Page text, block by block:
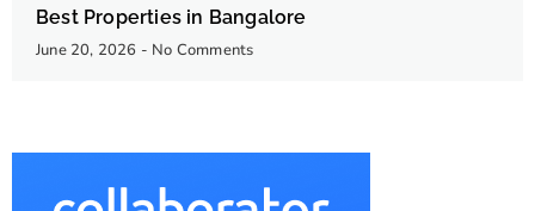
Best Properties in Bangalore
June 20, 2026 No Comments